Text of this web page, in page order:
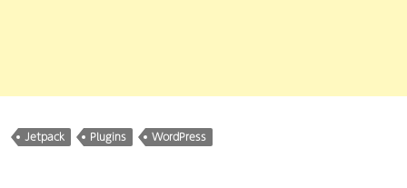
Jetpack Plugins WordPress